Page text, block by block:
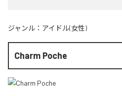
ジャンル： アイドル(女性)
Charm Poche